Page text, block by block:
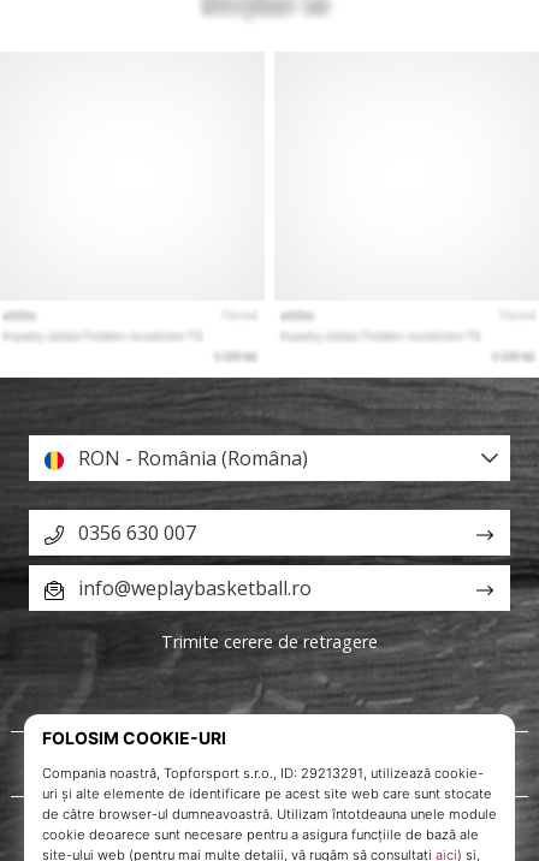
Despre noi
Servicii clienți
RON - România (Româna)
0356 630 007
info@weplaybasketball.ro
Trimite cerere de retragere